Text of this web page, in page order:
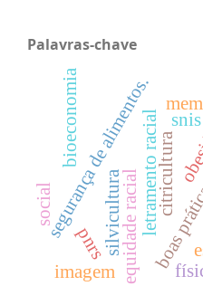
Palavras-chave
equidade racialletramento racialboas
segurança de alimentos.citricultura
silvicultura
bioeconomia
pnrs
snis
imagem
social